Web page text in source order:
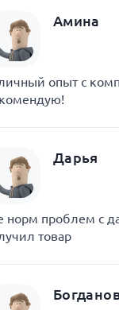
Амина
опыт с
Дарья
норм проблем с
товар